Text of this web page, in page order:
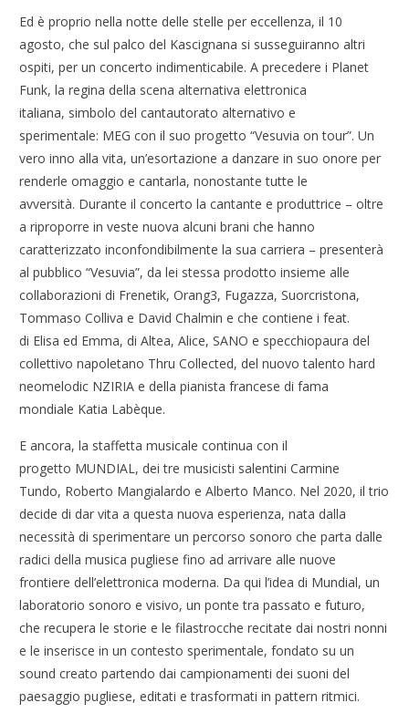
Ed è proprio nella notte delle stelle per eccellenza, il 10
agosto, che sul palco del Kascignana si susseguiranno altri
ospiti, per un concerto indimenticabile. A precedere i Planet
Funk, la regina della scena alternativa elettronica
italiana, simbolo del cantautorato alternativo e
sperimentale: MEG con il suo progetto “Vesuvia on tour”. Un
vero inno alla vita, un’esortazione a danzare in suo onore per
renderle omaggio e cantarla, nonostante tutte le
avversità. Durante il concerto la cantante e produttrice – oltre
a riproporre in veste nuova alcuni brani che hanno
caratterizzato inconfondibilmente la sua carriera – presenterà
al pubblico “Vesuvia”, da lei stessa prodotto insieme alle
collaborazioni di Frenetik, Orang3, Fugazza, Suorcristona,
Tommaso Colliva e David Chalmin e che contiene i feat.
di Elisa ed Emma, di Altea, Alice, SANO e specchiopaura del
collettivo napoletano Thru Collected, del nuovo talento hard
neomelodic NZIRIA e della pianista francese di fama
mondiale Katia Labèque.
E ancora, la staffetta musicale continua con il
progetto MUNDIAL, dei tre musicisti salentini Carmine
Tundo, Roberto Mangialardo e Alberto Manco. Nel 2020, il trio
decide di dar vita a questa nuova esperienza, nata dalla
necessità di sperimentare un percorso sonoro che parta dalle
radici della musica pugliese fino ad arrivare alle nuove
frontiere dell’elettronica moderna. Da qui l’idea di Mundial, un
laboratorio sonoro e visivo, un ponte tra passato e futuro,
che recupera le storie e le filastrocche recitate dai nostri nonni
e le inserisce in un contesto sperimentale, fondato su un
sound creato partendo dai campionamenti dei suoni del
paesaggio pugliese, editati e trasformati in pattern ritmici.